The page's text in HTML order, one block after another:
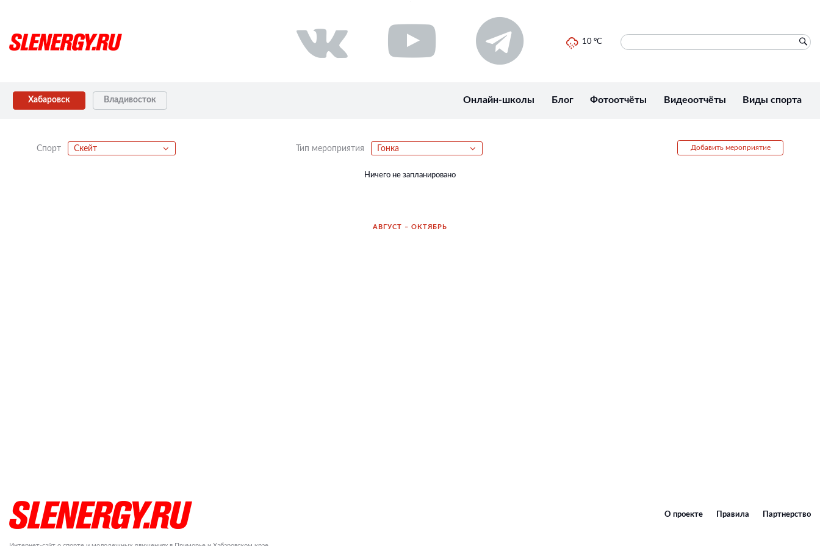
10 °C
Хабаровск Владивосток Онлайн-школы Блог Фотоотчёты Видеоотчёты Виды спорта
Спорт Скейт Тип мероприятия Гонка Добавить мероприятие
Ничего не запланировано
АВГУСТ – ОКТЯБРЬ
О проекте Правила Партнерство